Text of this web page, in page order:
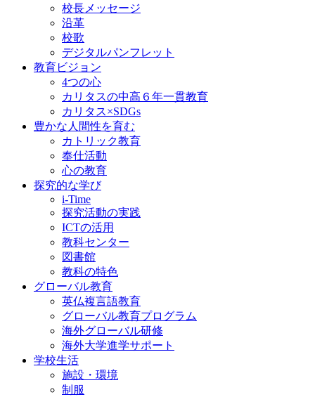
校長メッセージ
沿革
校歌
デジタルパンフレット
教育ビジョン
4つの心
カリタスの中高６年一貫教育
カリタス×SDGs
豊かな人間性を育む
カトリック教育
奉仕活動
心の教育
探究的な学び
i-Time
探究活動の実践
ICTの活用
教科センター
図書館
教科の特色
グローバル教育
英仏複言語教育
グローバル教育プログラム
海外グローバル研修
海外大学進学サポート
学校生活
施設・環境
制服